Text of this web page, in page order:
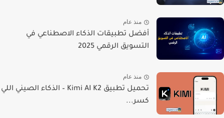
منذ عام
أفضل تطبيقات الذكاء الاصطناعي في
التسويق الرقمي 2025
منذ عام
تحميل تطبيق Kimi AI K2 – الذكاء الصيني اللي
كسر...